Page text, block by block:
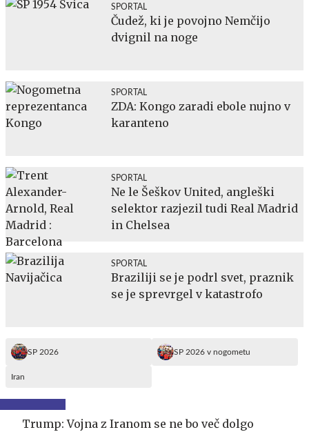
SPORTAL
Čudež, ki je povojno Nemčijo
dvignil na noge
SPORTAL
ZDA: Kongo zaradi ebole nujno v
karanteno
SPORTAL
Ne le Šeškov United, angleški
selektor razjezil tudi Real Madrid
in Chelsea
SPORTAL
Braziliji se je podrl svet, praznik
se je sprevrgel v katastrofo
SP 2026 SP 2026 v nogometu
Iran
Trump: Vojna z Iranom se ne bo več dolgo